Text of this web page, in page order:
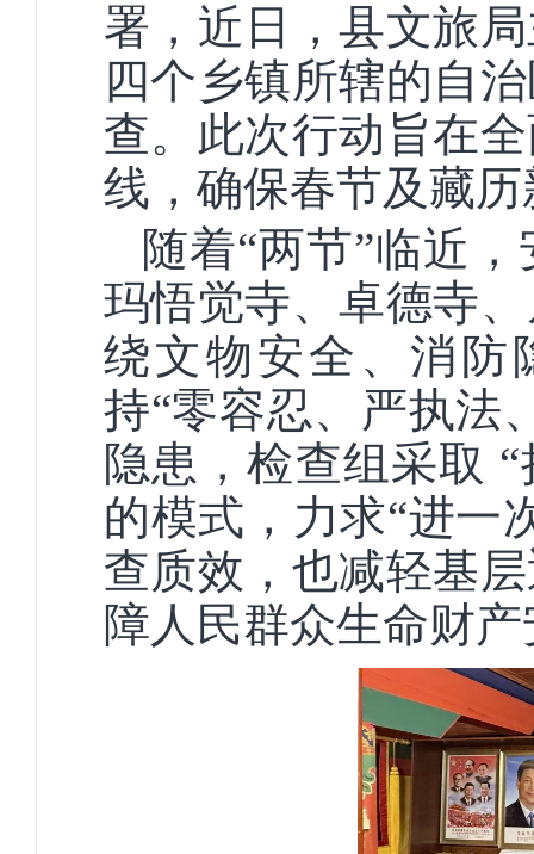
署，近日
，县文旅局
四个乡镇所辖的自
查。此次行动旨在
线，确保春节及藏
随着“两节”临近，
玛悟觉寺、卓德寺
绕文物安全、消防
持“零容忍、严执法
隐患，检查组采取
的模式，力求“进一
查质效，也减轻基
障人民群众生命财